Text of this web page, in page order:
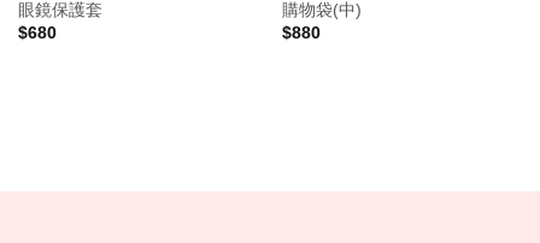
眼鏡保護套
$680
購物袋(中)
$880